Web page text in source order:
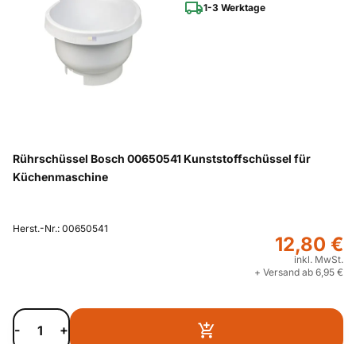
1-3 Werktage
Rührschüssel Bosch 00650541 Kunststoffschüssel für
Küchenmaschine
Herst.-Nr.: 00650541
12,80 €
inkl. MwSt.
+ Versand ab 6,95 €
- +